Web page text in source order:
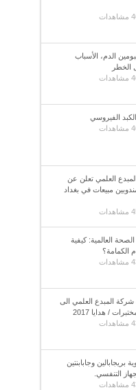
الدم، الأسباب
الخطر
الكبد الفيروسي
العلمي تعلن عن
مبيعات في بغداد
العالمية: كيفية
الكمامة؟
شركة المبدع العلمي الى
/ هدايا 2017
بريجابالين وجابابنتين
التنفسي.